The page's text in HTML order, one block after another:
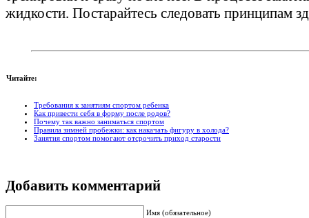
жидкости. Постарайтесь следовать принципам
Читайте:
Требования к занятиям спортом ребенка
Как привести себя в форму после родов?
Почему так важно заниматься спортом
Правила зимней пробежки: как накачать фигуру в холода?
Занятия спортом помогают отсрочить приход старости
Добавить комментарий
Имя (обязательное)